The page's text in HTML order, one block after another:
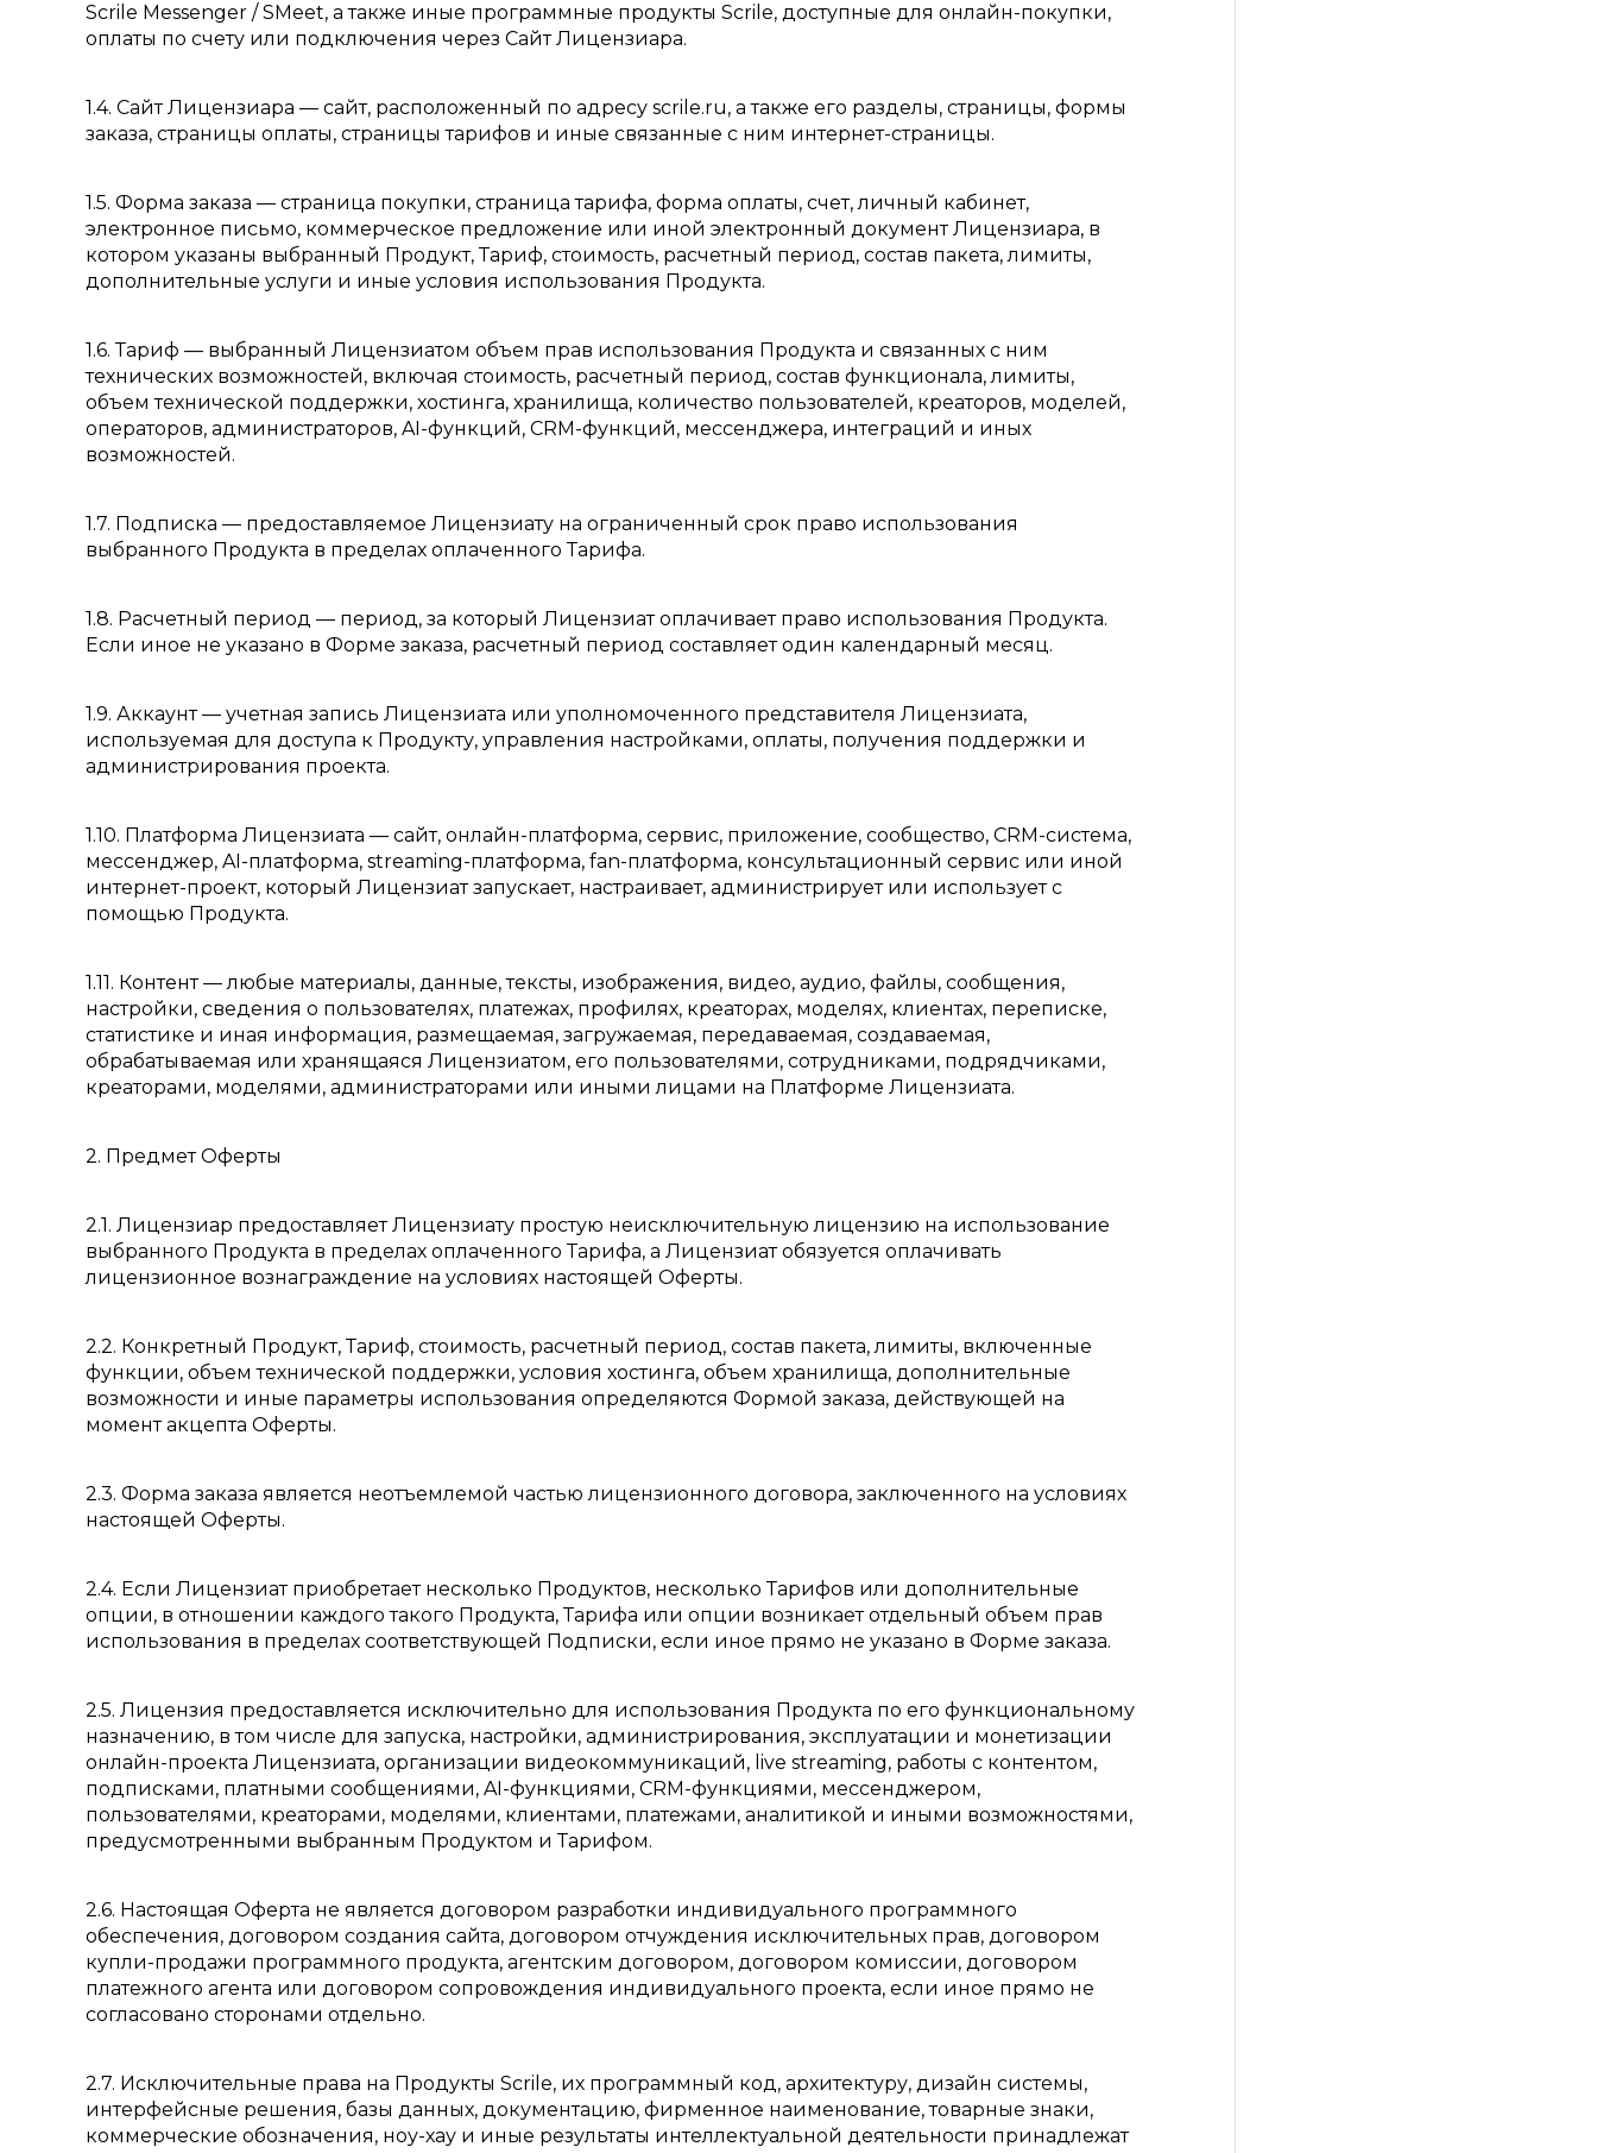
Scrile Messenger / SMeet, а также иные программные продукты Scrile, доступные для онлайн-покупки,
оплаты по счету или подключения через Сайт Лицензиара.
1.4. Сайт Лицензиара — сайт, расположенный по адресу scrile.ru, а также его разделы, страницы, формы
заказа, страницы оплаты, страницы тарифов и иные связанные с ним интернет-страницы.
1.5. Форма заказа — страница покупки, страница тарифа, форма оплаты, счет, личный кабинет,
электронное письмо, коммерческое предложение или иной электронный документ Лицензиара, в
котором указаны выбранный Продукт, Тариф, стоимость, расчетный период, состав пакета, лимиты,
дополнительные услуги и иные условия использования Продукта.
1.6. Тариф — выбранный Лицензиатом объем прав использования Продукта и связанных с ним
технических возможностей, включая стоимость, расчетный период, состав функционала, лимиты,
объем технической поддержки, хостинга, хранилища, количество пользователей, креаторов, моделей,
операторов, администраторов, AI-функций, CRM-функций, мессенджера, интеграций и иных
возможностей.
1.7. Подписка — предоставляемое Лицензиату на ограниченный срок право использования
выбранного Продукта в пределах оплаченного Тарифа.
1.8. Расчетный период — период, за который Лицензиат оплачивает право использования Продукта.
Если иное не указано в Форме заказа, расчетный период составляет один календарный месяц.
1.9. Аккаунт — учетная запись Лицензиата или уполномоченного представителя Лицензиата,
используемая для доступа к Продукту, управления настройками, оплаты, получения поддержки и
администрирования проекта.
1.10. Платформа Лицензиата — сайт, онлайн-платформа, сервис, приложение, сообщество, CRM-система,
мессенджер, AI-платформа, streaming-платформа, fan-платформа, консультационный сервис или иной
интернет-проект, который Лицензиат запускает, настраивает, администрирует или использует с
помощью Продукта.
1.11. Контент — любые материалы, данные, тексты, изображения, видео, аудио, файлы, сообщения,
настройки, сведения о пользователях, платежах, профилях, креаторах, моделях, клиентах, переписке,
статистике и иная информация, размещаемая, загружаемая, передаваемая, создаваемая,
обрабатываемая или хранящаяся Лицензиатом, его пользователями, сотрудниками, подрядчиками,
креаторами, моделями, администраторами или иными лицами на Платформе Лицензиата.
2. Предмет Оферты
2.1. Лицензиар предоставляет Лицензиату простую неисключительную лицензию на использование
выбранного Продукта в пределах оплаченного Тарифа, а Лицензиат обязуется оплачивать
лицензионное вознаграждение на условиях настоящей Оферты.
2.2. Конкретный Продукт, Тариф, стоимость, расчетный период, состав пакета, лимиты, включенные
функции, объем технической поддержки, условия хостинга, объем хранилища, дополнительные
возможности и иные параметры использования определяются Формой заказа, действующей на
момент акцепта Оферты.
2.3. Форма заказа является неотъемлемой частью лицензионного договора, заключенного на условиях
настоящей Оферты.
2.4. Если Лицензиат приобретает несколько Продуктов, несколько Тарифов или дополнительные
опции, в отношении каждого такого Продукта, Тарифа или опции возникает отдельный объем прав
использования в пределах соответствующей Подписки, если иное прямо не указано в Форме заказа.
2.5. Лицензия предоставляется исключительно для использования Продукта по его функциональному
назначению, в том числе для запуска, настройки, администрирования, эксплуатации и монетизации
онлайн-проекта Лицензиата, организации видеокоммуникаций, live streaming, работы с контентом,
подписками, платными сообщениями, AI-функциями, CRM-функциями, мессенджером,
пользователями, креаторами, моделями, клиентами, платежами, аналитикой и иными возможностями,
предусмотренными выбранным Продуктом и Тарифом.
2.6. Настоящая Оферта не является договором разработки индивидуального программного
обеспечения, договором создания сайта, договором отчуждения исключительных прав, договором
купли-продажи программного продукта, агентским договором, договором комиссии, договором
платежного агента или договором сопровождения индивидуального проекта, если иное прямо не
согласовано сторонами отдельно.
2.7. Исключительные права на Продукты Scrile, их программный код, архитектуру, дизайн системы,
интерфейсные решения, базы данных, документацию, фирменное наименование, товарные знаки,
коммерческие обозначения, ноу-хау и иные результаты интеллектуальной деятельности принадлежат